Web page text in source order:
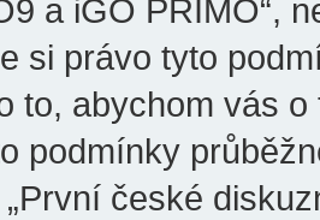
a iGO PRIMO“,
si právo tyto
to, abychom vás
podmínky
české